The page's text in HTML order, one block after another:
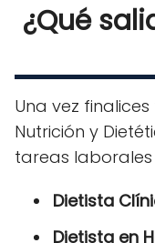
¿Qué
Una vez
Nutrición y
tareas
Dietista
Dietista en